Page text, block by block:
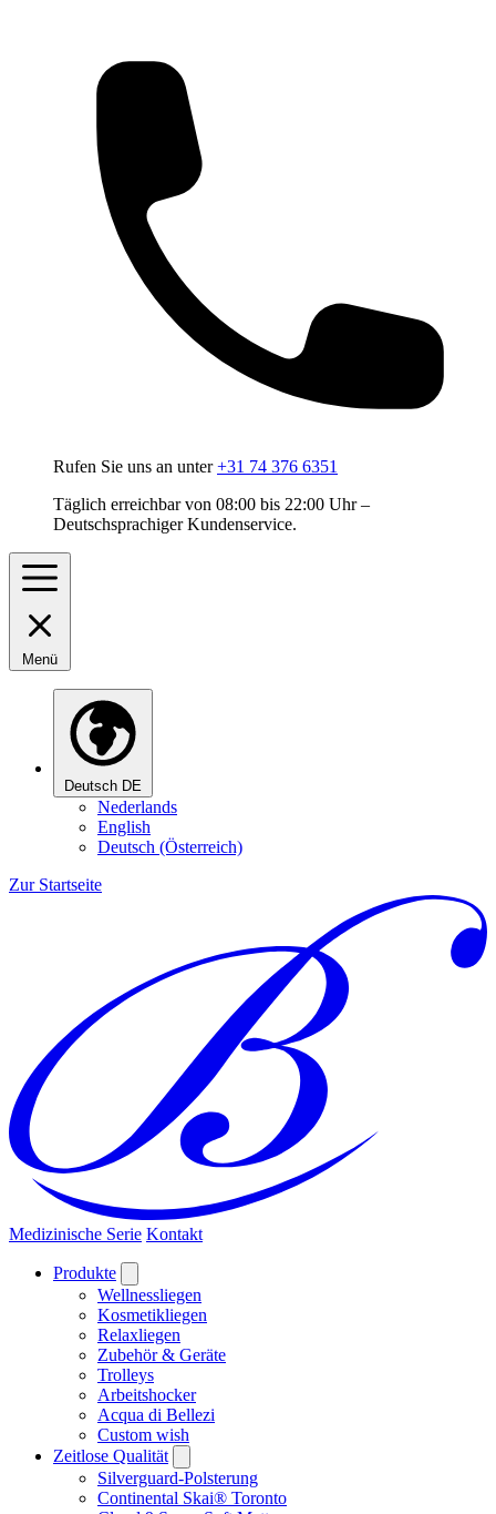
Rufen Sie uns an unter +31 74 376 6351
Täglich erreichbar von 08:00 bis 22:00 Uhr –
Deutschsprachiger Kundenservice.
Menü
Deutsch DE
Nederlands
English
Deutsch (Österreich)
Zur Startseite
Medizinische Serie Kontakt
Produkte
Wellnessliegen
Kosmetikliegen
Relaxliegen
Zubehör & Geräte
Trolleys
Arbeitshocker
Acqua di Bellezi
Custom wish
Zeitlose Qualität
Silverguard-Polsterung
Continental Skai® Toronto